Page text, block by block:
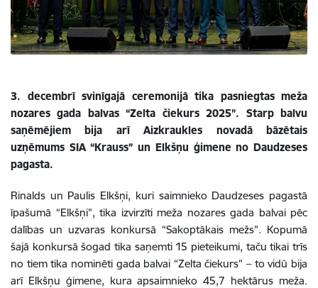
3. decembrī svinīgajā ceremonijā tika pasniegtas meža
nozares gada balvas “Zelta čiekurs 2025”. Starp balvu
saņēmējiem bija arī Aizkraukles novadā bāzētais
uzņēmums SIA “Krauss” un Elkšņu ģimene no Daudzeses
pagasta.
Rinalds un Paulis Elkšņi, kuri saimnieko Daudzeses pagastā
īpašumā “Elkšņi”, tika izvirzīti meža nozares gada balvai pēc
dalības un uzvaras konkursā “Sakoptākais mežs”. Kopumā
šajā konkursā šogad tika saņemti 15 pieteikumi, taču tikai trīs
no tiem tika nominēti gada balvai “Zelta čiekurs” – to vidū bija
arī Elkšņu ģimene, kura apsaimnieko 45,7 hektārus meža.